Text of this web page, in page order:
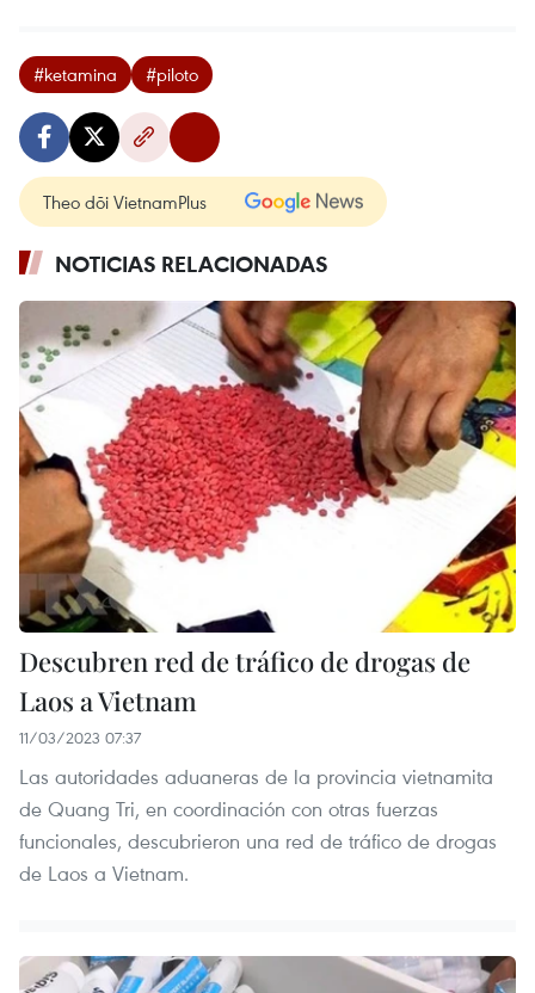
#ketamina #piloto
Theo dõi VietnamPlus
NOTICIAS RELACIONADAS
Descubren red de tráfico de drogas de
Laos a Vietnam
11/03/2023 07:37
Las autoridades aduaneras de la provincia vietnamita
de Quang Tri, en coordinación con otras fuerzas
funcionales, descubrieron una red de tráfico de drogas
de Laos a Vietnam.